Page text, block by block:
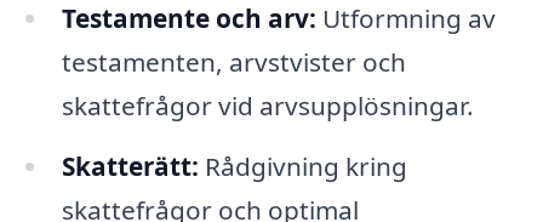
Testamente och arv: Utformning av
testamenten, arvstvister och
skattefrågor vid arvsupplösningar.
Skatterätt: Rådgivning kring
skattefrågor och optimal